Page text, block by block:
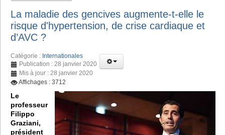
La maladie des gencives augmente-t-elle le
risque d'hypertension, de crise cardiaque et
d’AVC ?
Catégorie : Internationales
Publication : 28 janvier 2020
Mis à jour : 28 janvier 2020
Affichages : 3712
Le
professeur
Filippo
Graziani,
président